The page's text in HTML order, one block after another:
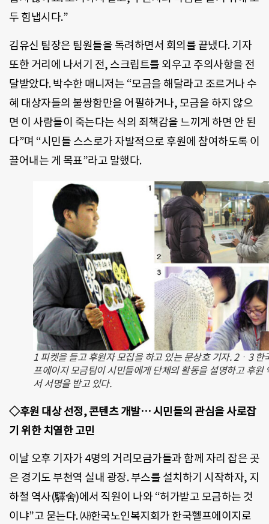
두 힘냅시다.”
김유신 팀장은 팀원들을 독려하면서 회의를 끝냈다. 기자
또한 거리에 나서기 전, 스크립트를 외우고 주의사항을 전
달받았다. 박수한 매니저는 “모금을 해달라고 조르거나 수
혜 대상자들의 불쌍함만을 어필하거나, 모금을 하지 않으
면 이 사람들이 죽는다는 식의 죄책감을 느끼게 하면 안 된
다”며 “시민들 스스로가 자발적으로 후원에 참여하도록 이
끌어내는 게 목표”라고 말했다.
1 피켓을 들고 후원자 모집을 하고 있는 문상호 기자. 2ㆍ3 한
프에이지 모금팀이 시민들에게 단체의 활동을 설명하고 후원
서 서명을 받고 있다.
◇후원 대상 선정, 콘텐츠 개발… 시민들의 관심을 사로잡
기 위한 치열한 고민
이날 오후 기자가 4명의 거리모금가들과 함께 자리 잡은 곳
은 경기도 부천역 실내 광장. 부스를 설치하기 시작하자, 지
하철 역사(驛舍)에서 직원이 나와 “허가받고 모금하는 것
이냐”고 묻는다. ㈔한국노인복지회가 한국헬프에이지로